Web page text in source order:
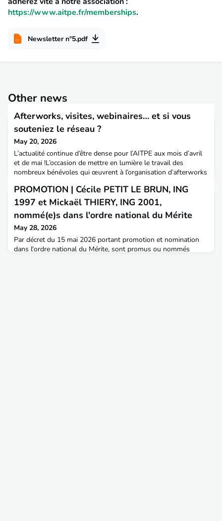
https://www.aitpe.fr/memberships.
Newsletter n°5.pdf
Other news
Afterworks, visites, webinaires… et si vous
souteniez le réseau ?
May 20, 2026
L’actualité continue d’être dense pour l’AITPE aux mois d’avril
et de mai !L’occasion de mettre en lumière le travail des
nombreux bénévoles qui œuvrent à l’organisation d’afterworks
Cayenne, Lyon, Metz), de visites techniques (à venir notamment
à Rouen début juin : une visite d’un site habituellement fermé
au public !), des webinaires et
PROMOTION | Cécile PETIT LE BRUN, ING
1997 et Mickaël THIERY, ING 2001,
nommé(e)s dans l'ordre national du Mérite
May 28, 2026
Par décret du 15 mai 2026 portant promotion et nomination
dans l'ordre national du Mérite, sont promus ou nommés